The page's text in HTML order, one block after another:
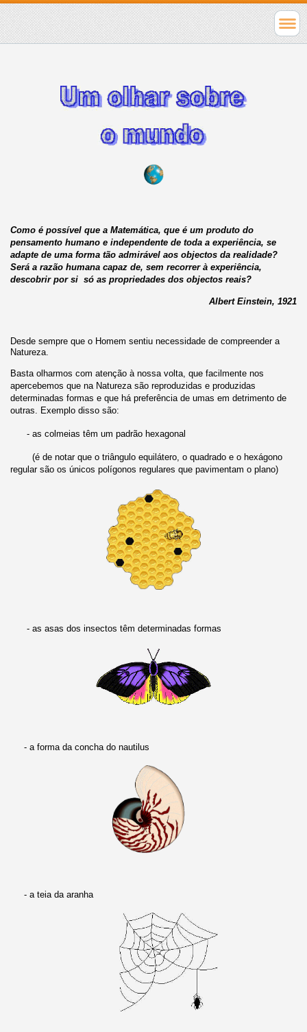
Como é possível que a Matemática, que é um produto do
pensamento humano e independente de toda a experiência, se
adapte de uma forma tão admirável aos objectos da realidade?
Será a razão humana capaz de, sem recorrer à experiência,
descobrir por si só as propriedades dos objectos reais?
Albert Einstein, 1921
Desde sempre que o Homem sentiu necessidade de compreender a
Natureza.
Basta olharmos com atenção à nossa volta, que facilmente nos
apercebemos que na Natureza são reproduzidas e produzidas
determinadas formas e que há preferência de umas em detrimento de
outras. Exemplo disso são:
- as colmeias têm um padrão hexagonal
(é de notar que o triângulo equilátero, o quadrado e o hexágono
regular são os únicos polígonos regulares que pavimentam o plano)
- as asas dos insectos têm determinadas formas
- a forma da concha do nautilus
- a teia da aranha